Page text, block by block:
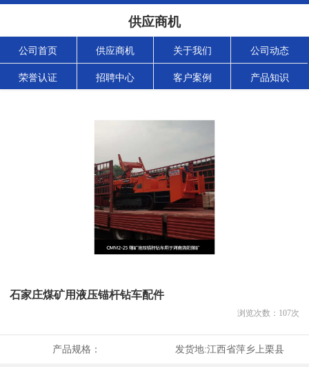
供应商机
公司首页 供应商机 关于我们 公司动态
荣誉认证 招聘中心 客户案例 产品知识
石家庄煤矿用液压锚杆钻车配件
浏览次数： 107次
产品规格： 发货地:江西省萍乡上栗县